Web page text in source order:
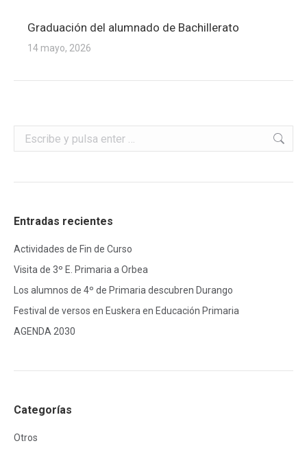
Graduación del alumnado de Bachillerato
14 mayo, 2026
Buscar:
Entradas recientes
Actividades de Fin de Curso
Visita de 3º E. Primaria a Orbea
Los alumnos de 4º de Primaria descubren Durango
Festival de versos en Euskera en Educación Primaria
AGENDA 2030
Categorías
Otros